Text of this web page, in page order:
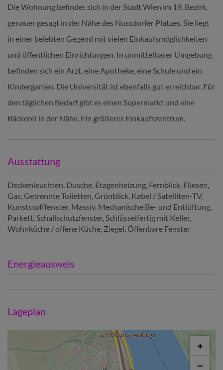
Die Wohnung befindet sich in der Stadt Wien im 19. Bezirk,
genauer gesagt in der Nähe des Nussdorfer Platzes. Sie liegt
in einer belebten Gegend mit vielen Einkaufsmöglichkeiten
und öffentlichen Einrichtungen. In unmittelbarer Umgebung
befinden sich ein Arzt, eine Apotheke, eine Schule und ein
Kindergarten. Die Universität ist ebenfalls gut erreichbar. Für
den täglichen Bedarf gibt es einen Supermarkt und eine
Bäckerei in der Nähe. Ein größeres Einkaufszentrum.
Ausstattung
Deckenleuchten Dusche Etagenheizung Fernblick Fliesen
Gas Getrennte Toiletten Grünblick Kabel / Satelliten-TV
Kunststofffenster Massiv Mechanische Be- und Entlüftung
Parkett Schallschutzfenster Schlüsselfertig mit Keller
Wohnküche / offene Küche Ziegel Öffenbare Fenster
Energieausweis
Lageplan
+
−